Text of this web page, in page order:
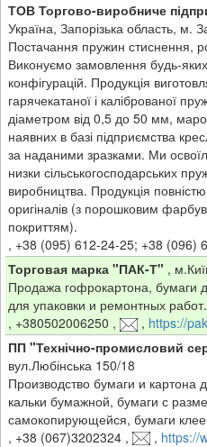
ТОВ Торгово-виробниче
Україна, Запорізька область, м.
Постачання пружин стиснення,
Виконуємо замовлення будь-яких
конфігурацій. Продукція
гарячекатаної і каліброваної
діаметром від 0,5 до 50 мм,
наявних в базі підприємства
за наданими зразками. Ми
низки сільськогосподарських
виробництва. Продукція
оригіналів (з порошковим
покриттям).
, +38 (095) 612-24-25; +38 (096)
Торговая марка "ПАК-Т" ,
Продажа гофрокартона, бумаги
для упаковки и ремонтных работ.
, +380502006250 , , https://
ПП "Технічно-промисловий
вул.Любінська 150/18
Производство бумаги и картона
кальки бумажной, бумаги с
самокопирующейся, бумаги
, +38 (067)3202324, , https://